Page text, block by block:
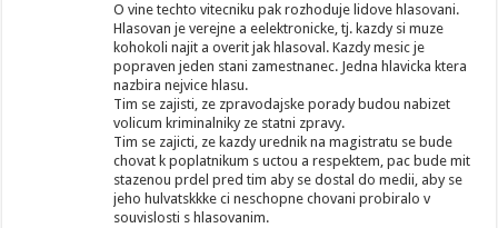
O vine techto vitecniku pak rozhoduje lidove hlasovani.
Hlasovan je verejne a eelektronicke, tj. kazdy si muze
kohokoli najit a overit jak hlasoval. Kazdy mesic je
popraven jeden stani zamestnanec. Jedna hlavicka ktera
nazbira nejvice hlasu.
Tim se zajisti, ze zpravodajske porady budou nabizet
volicum kriminalniky ze statni zpravy.
Tim se zajicti, ze kazdy urednik na magistratu se bude
chovat k poplatnikum s uctou a respektem, pac bude mit
stazenou prdel pred tim aby se dostal do medii, aby se
jeho hulvatskkke ci neschopne chovani probiralo v
souvislosti s hlasovanim.